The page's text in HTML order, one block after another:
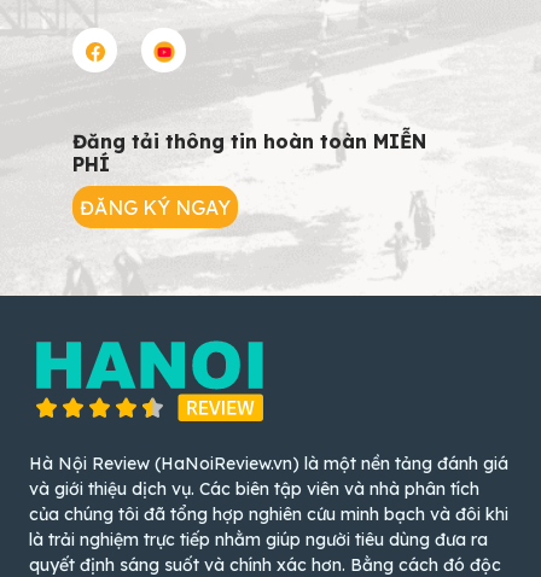
Đăng tải thông tin hoàn toàn MIỄN
PHÍ
ĐĂNG KÝ NGAY
Hà Nội Review (HaNoiReview.vn) là một nền tảng đánh giá
và giới thiệu dịch vụ. Các biên tập viên và nhà phân tích
của chúng tôi đã tổng hợp nghiên cứu minh bạch và đôi khi
là trải nghiệm trực tiếp nhằm giúp người tiêu dùng đưa ra
quyết định sáng suốt và chính xác hơn. Bằng cách đó độc